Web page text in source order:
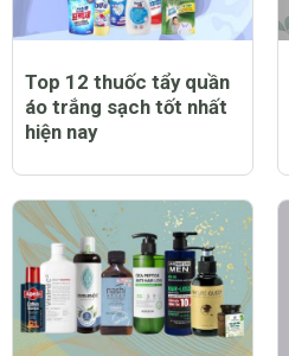
Top 12 thuốc tẩy quần
áo trắng sạch tốt nhất
hiện nay